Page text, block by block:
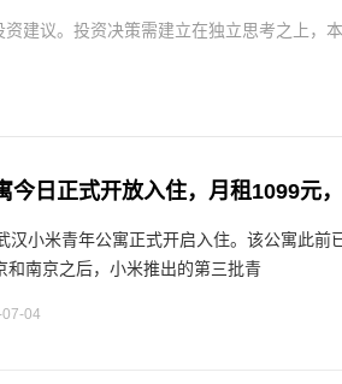
建议。投资决策需建立在独立思考之上，
今日正式开放入住，月租1099元
汉小米青年公寓正式开启入住。该公寓此前
和南京之后，小米推出的第三批青
04